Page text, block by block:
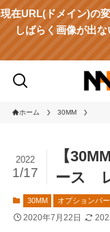
現在URL(ドメイン)の
しばらく画像が出
ホーム 30MM
【
ース
2022
1/17
30MM オプションパ
2020年7月22日